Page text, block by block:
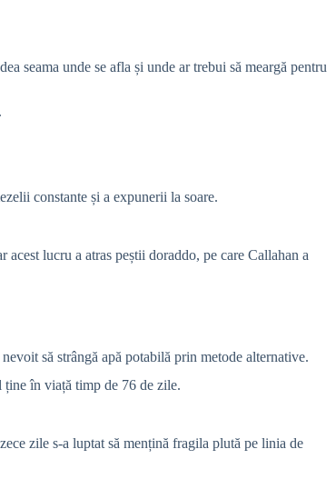
seama unde se afla și unde ar trebui să meargă pentru
constante și a expunerii la soare.
lucru a atras peștii doraddo, pe care Callahan a
să strângă apă potabilă prin metode alternative.
ține în viață timp de 76 de zile.
zile s-a luptat să mențină fragila plută pe linia de